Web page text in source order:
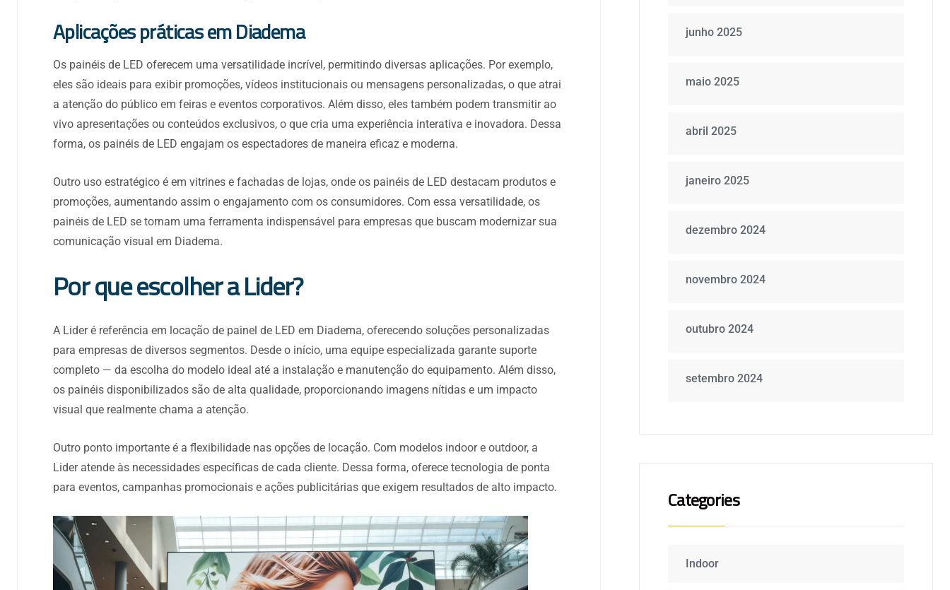
Aplicações práticas em Diadema
Os painéis de LED oferecem uma versatilidade incrível, permitindo diversas aplicações. Por exemplo,
eles são ideais para exibir promoções, vídeos institucionais ou mensagens personalizadas, o que atrai
a atenção do público em feiras e eventos corporativos. Além disso, eles também podem transmitir ao
vivo apresentações ou conteúdos exclusivos, o que cria uma experiência interativa e inovadora. Dessa
forma, os painéis de LED engajam os espectadores de maneira eficaz e moderna.
Outro uso estratégico é em vitrines e fachadas de lojas, onde os painéis de LED destacam produtos e
promoções, aumentando assim o engajamento com os consumidores. Com essa versatilidade, os
painéis de LED se tornam uma ferramenta indispensável para empresas que buscam modernizar sua
comunicação visual em Diadema.
Por que escolher a Lider?
A Lider é referência em locação de painel de LED em Diadema, oferecendo soluções personalizadas
para empresas de diversos segmentos. Desde o início, uma equipe especializada garante suporte
completo — da escolha do modelo ideal até a instalação e manutenção do equipamento. Além disso,
os painéis disponibilizados são de alta qualidade, proporcionando imagens nítidas e um impacto
visual que realmente chama a atenção.
Outro ponto importante é a flexibilidade nas opções de locação. Com modelos indoor e outdoor, a
Lider atende às necessidades específicas de cada cliente. Dessa forma, oferece tecnologia de ponta
para eventos, campanhas promocionais e ações publicitárias que exigem resultados de alto impacto.
junho 2025
maio 2025
abril 2025
janeiro 2025
dezembro 2024
novembro 2024
outubro 2024
setembro 2024
Categories
Indoor